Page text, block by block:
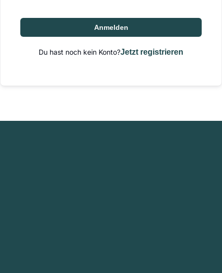
Anmelden
Du hast noch kein Konto?Jetzt registrieren